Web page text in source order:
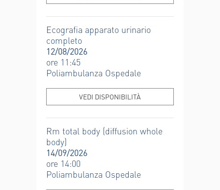
Ecografia apparato urinario
completo
12/08/2026
ore 11:45
Poliambulanza Ospedale
VEDI DISPONIBILITÀ
Rm total body (diffusion whole
body)
14/09/2026
ore 14:00
Poliambulanza Ospedale